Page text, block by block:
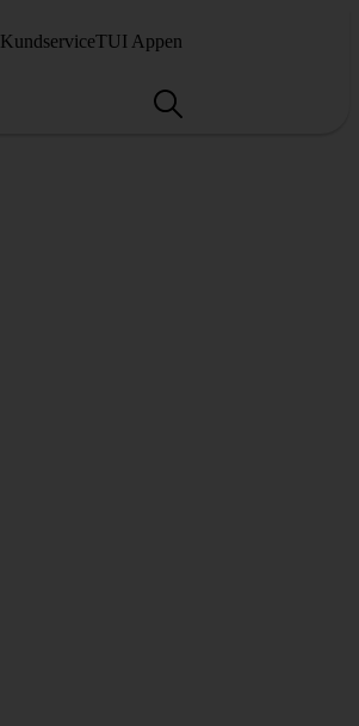
KundserviceTUI Appen